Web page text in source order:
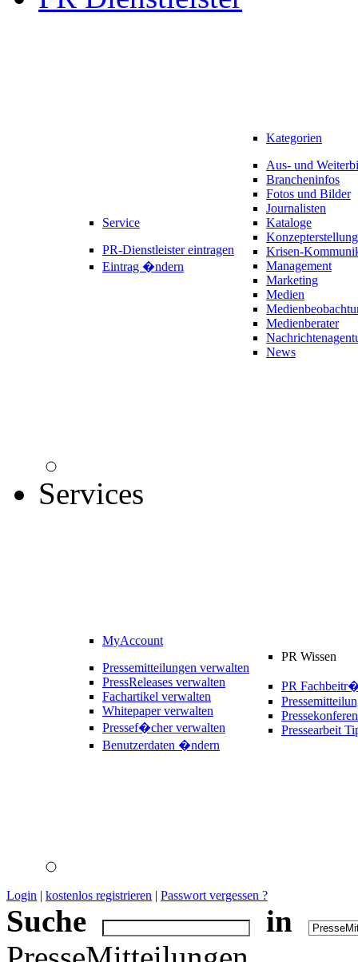
Service
PR-Dienstleister eintragen
Eintrag �ndern
Kategorien
Aus- und
Brancheninfos
Fotos und Bilder
Journalisten
Kataloge
Konzepterstellung
Krisen-
Management
Marketing
Medien
Medienberater
News
Services
MyAccount
Pressemitteilungen verwalten
PressReleases verwalten
Fachartikel verwalten
Whitepaper verwalten
Pressef�cher verwalten
Benutzerdaten �ndern
PR Wissen
PR
Pressearbeit
Login | kostenlos registrieren | Passwort vergessen ?
Suche
in